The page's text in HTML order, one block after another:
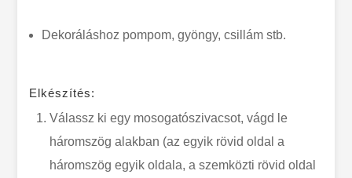
Dekoráláshoz pompom, gyöngy, csillám stb.
Elkészítés:
Válassz ki egy mosogatószivacsot, vágd le
háromszög alakban (az egyik rövid oldal a
háromszög egyik oldala, a szemközti rövid oldal